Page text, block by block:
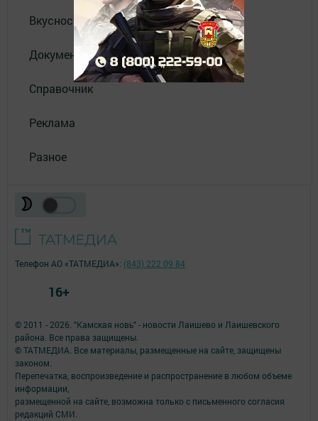
Вкусности
Документы
Справочник
Реклама
Разное
© 2011 - 2026. "Камская новь" - новости Лаишево и Лаишевского
района. Все права защищены.
© ТАТМЕДИА. Все материалы, размещенные на сайте, защищены
законом.
Перепечатка, воспроизведение и распространение в любом объеме
информации,
размещенной на сайте, возможна только с письменного согласия
редакций СМИ.
Телефон АО «ТАТМЕДИА»: (843) 222 09 84
16+